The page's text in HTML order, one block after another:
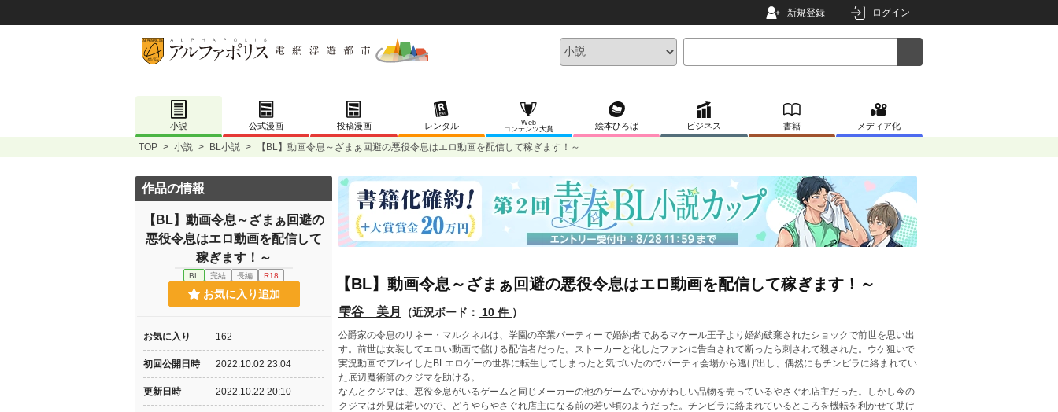
新規登録 ログイン
小説 公式漫画 投稿漫画 レンタル
Web
コンテンツ大賞
絵本ひろば ビジネス 書籍 メディア化
TOP > 小説 > BL小説 > 【BL】動画令息～ざまぁ回避の悪役令息はエロ動画を配信して稼ぎます！～
【BL】動画令息～ざまぁ回避の悪役令息はエロ動画を配信して稼ぎます！～
雫谷 美月 （近況ボード： 10 件 ）
公爵家の令息のリネー・マルクネルは、学園の卒業パーティーで婚約者であるマケール王子より婚約破棄されたショックで前世を思い出
す。前世は女装してエロい動画で儲ける配信者だった。ストーカーと化したファンに告白されて断ったら刺されて殺された。ウケ狙いで
実況動画でプレイしたBLエロゲーの世界に転生してしまったと気づいたのでパーティ会場から逃げ出し、偶然にもチンピラに絡まれてい
た底辺魔術師のクジマを助ける。
なんとクジマは、悪役令息がいるゲームと同じメーカーの他のゲームでいかがわしい品物を売っているやさぐれ店主だった。しかし今の
クジマは外見は若いので、どうやらやさぐれ店主になる前の若い頃のようだった。チンピラに絡まれているところを機転を利かせて助け
作品の情報
【BL】動画令息～ざまぁ回避の
悪役令息はエロ動画を配信して
稼ぎます！～
BL 完結 長編 R18
お気に入り追加
お気に入り 162
初回公開日時 2022.10.02 23:04
更新日時 2022.10.22 20:10